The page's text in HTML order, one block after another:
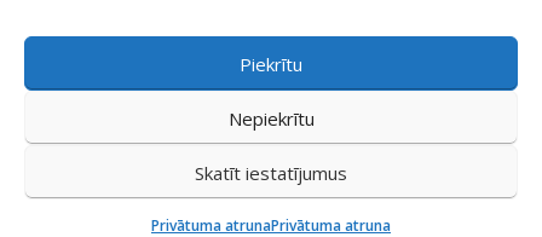
Piekrītu
Nepiekrītu
Skatīt iestatījumus
Privātuma atrunaPrivātuma atruna
© Medicinaspreces.lv 2009 - 2026.